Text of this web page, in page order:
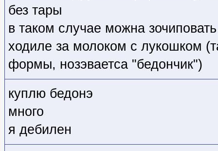
без тары
в таком случае можна
ходиле за молоком с лукошком
формы, нозэваетса "бедончик")
куплю бедонэ
много
я дебилен